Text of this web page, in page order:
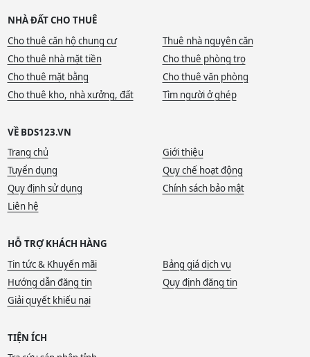
NHÀ ĐẤT CHO THUÊ
Cho thuê căn hộ chung cư
Thuê nhà nguyên căn
Cho thuê nhà mặt tiền
Cho thuê phòng trọ
Cho thuê mặt bằng
Cho thuê văn phòng
Cho thuê kho, nhà xưởng, đất
Tìm người ở ghép
VỀ BDS123.VN
Trang chủ
Giới thiệu
Tuyển dụng
Quy chế hoạt động
Quy định sử dụng
Chính sách bảo mật
Liên hệ
HỖ TRỢ KHÁCH HÀNG
Tin tức & Khuyến mãi
Bảng giá dịch vụ
Hướng dẫn đăng tin
Quy định đăng tin
Giải quyết khiếu nại
TIỆN ÍCH